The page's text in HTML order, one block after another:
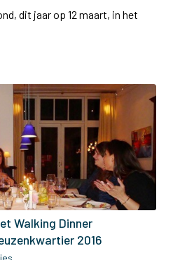
dit jaar op 12 maart, in het
Walking Dinner
2016